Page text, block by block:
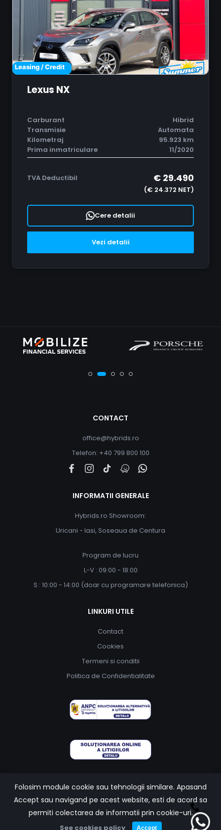
Leasing / Credit
Lexus NX
Carburant
Hibrid
Transmisie
Automata
Kilometraj
95.923 km
Prima inmatriculare
11/2020
TVA Deductibil € 29.490
(€ 24.372 NET)
Cere detalii
Vezi detalii
CONTACT
office@hybrids.ro
Telefon: +40 799 800 100
INFORMATII GENERALE
Hybrids.ro Showroom:
Uricani - Iasi, Soseaua de Centura
Program de lucru
L-V : 09:00 - 18:00
S : 10:00 - 14:00 (doar cu programare telefonica)
LINKURI UTILE
Contact
Cookies
Termeni si conditii
Politica de Confidentialitate
Partener Carmatik.
Folosim module cookie sau tehnologii similare. Apasand
Accept sau navigand pe acest website, esti de acord sa
permiti colectarea de informatii prin cookie-uri.
See cookies policy Accept